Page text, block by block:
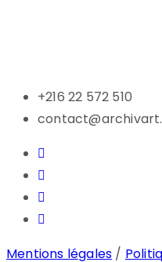
+216 22 572 510
Mentions légales /